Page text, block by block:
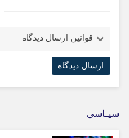
قوانین ارسال دیدگاه
سیـاسی